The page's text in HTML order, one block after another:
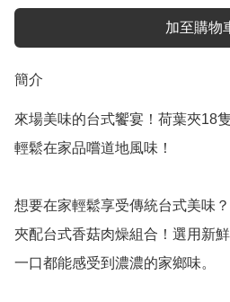
加至購物
簡介
來場美味的台式饗宴！荷葉夾18
輕鬆在家品嚐道地風味！
想要在家輕鬆享受傳統台式美味
夾配台式香菇肉燥組合！選用新
一口都能感受到濃濃的家鄉味。